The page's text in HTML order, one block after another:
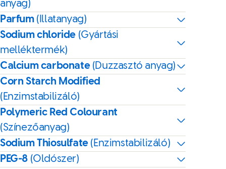
anyag)
Parfum (Illatanyag)
Sodium chloride (Gyártási
melléktermék)
Calcium carbonate (Duzzasztó anyag)
Corn Starch Modified
(Enzimstabilizáló)
Polymeric Red Colourant
(Színezőanyag)
Sodium Thiosulfate (Enzimstabilizáló)
PEG-8 (Oldószer)